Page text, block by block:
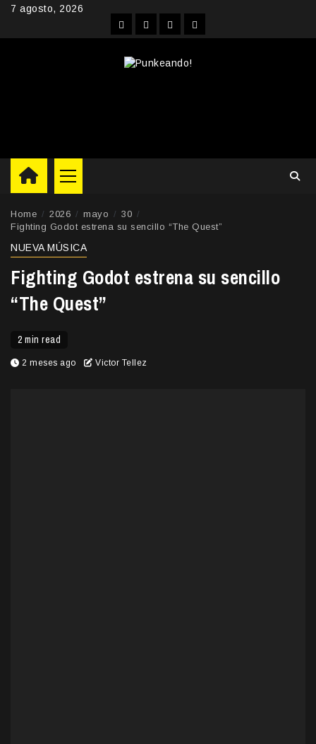
Skip7 agosto, 2026
Facebook
Instagram
YouTube
Twitter
Primary
Menu
Home 2026 mayo
30
Fighting Godot estrena su sencillo “The Quest”
NUEVA MÚSICA
Fighting Godot estrena su sencillo
“The Quest”
2 min read
2 meses ago Victor Tellez